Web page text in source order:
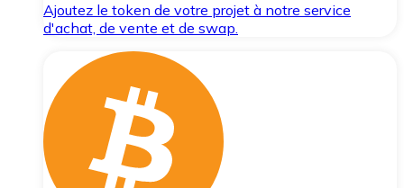
Ajoutez le token de votre projet à notre service
d'achat, de vente et de swap.